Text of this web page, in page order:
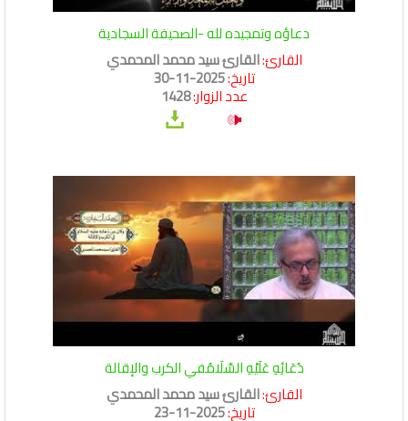
دعاؤه وتمجيده لله -الصحيفة السجادية
القارئ:القارئ سيد محمد المحمدي
تاريخ:2025-11-30
عدد الزوار:1428
دُعَائِهِ عَلَيْهِ السَّلَامُفي الكرب والإقالة
القارئ:القارئ سيد محمد المحمدي
تاريخ:2025-11-23